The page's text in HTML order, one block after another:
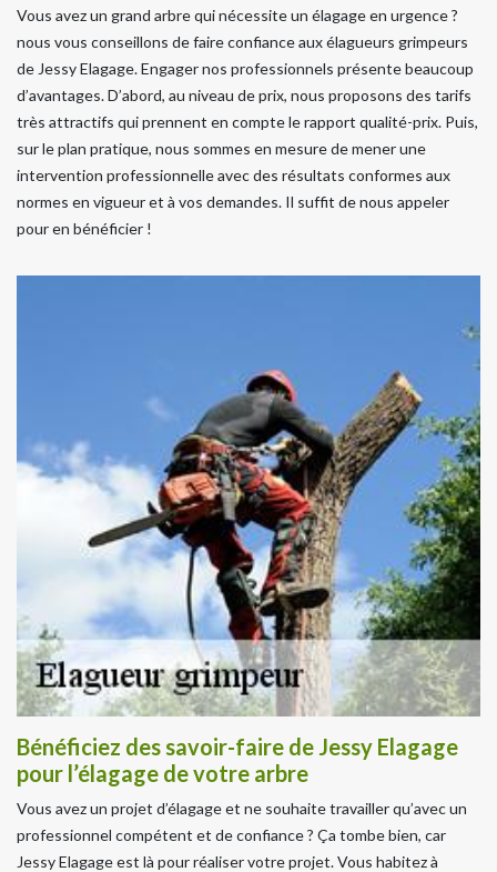
Vous avez un grand arbre qui nécessite un élagage en urgence ?
nous vous conseillons de faire confiance aux élagueurs grimpeurs
de Jessy Elagage. Engager nos professionnels présente beaucoup
d’avantages. D’abord, au niveau de prix, nous proposons des tarifs
très attractifs qui prennent en compte le rapport qualité-prix. Puis,
sur le plan pratique, nous sommes en mesure de mener une
intervention professionnelle avec des résultats conformes aux
normes en vigueur et à vos demandes. Il suffit de nous appeler
pour en bénéficier !
Bénéficiez des savoir-faire de Jessy Elagage
pour l’élagage de votre arbre
Vous avez un projet d’élagage et ne souhaite travailler qu’avec un
professionnel compétent et de confiance ? Ça tombe bien, car
Jessy Elagage est là pour réaliser votre projet. Vous habitez à